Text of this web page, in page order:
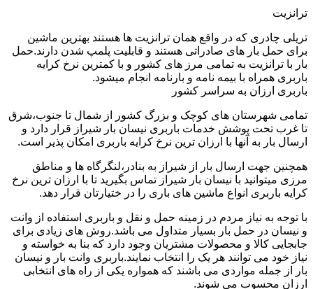
ترانزیت
تریلی چادری که در واقع همان ترانزیت ها هستند بهترین ماشین
برای حمل بار های صادراتی هستند و قابلیت پلمپ شدن دارند.حمل
بار با ترانزیت به تمامی مرز های کشور و با کمترین نرخ کرایه
باربری همراه با بیمه نامه و بارنامه انجام میشود.
باربری ارزان به سراسر کشور
تمامی شهرستان های کوچک و بزرگ کشور از شمال تا جنوب،شرق
تا غرب تحت پوشش خدمات باربری نیسان بار شیراز قرار دارد و
ارسال بار به آنها با ارزان ترین نرخ کرایه باربری امکان پذیر است.
همچنین جهت ارسال بار از شیراز به بنادر،لنگرگاه ها و مناطق
مرزی میتوانید با نیسان بار شیراز تماس بگیرید تا با ارزان ترین نرخ
کرایه باربری انواع ماشین های باری را در ختیارتان قرار دهد.
با توجه به نیاز مردم در زمینه حمل و نقل و باربری استفاده از وانت
و نیسان در حمل بار بسیار متداول می باشد.روش های زیادی برای
جابجایی کالا و محصولات مشتریان وجود دارد که بنا به خواسته و
نیاز خود می توانند هر یک را انتخاب نمایند.باربری وانت بار و نیسان
بار از جمله مواردی می باشند که همواره یکی از راه های انتخابی
ارزان محسوب می شوند.